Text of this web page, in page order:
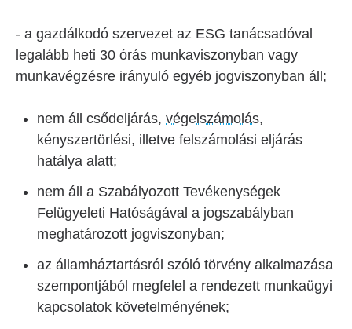
- a gazdálkodó szervezet az ESG tanácsadóval
legalább heti 30 órás munkaviszonyban vagy
munkavégzésre irányuló egyéb jogviszonyban áll;
nem áll csődeljárás, végelszámolás,
kényszertörlési, illetve felszámolási eljárás
hatálya alatt;
nem áll a Szabályozott Tevékenységek
Felügyeleti Hatóságával a jogszabályban
meghatározott jogviszonyban;
az államháztartásról szóló törvény alkalmazása
szempontjából megfelel a rendezett munkaügyi
kapcsolatok követelményének;